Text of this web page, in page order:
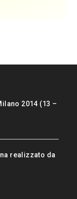
2014 (13 –
realizzato da